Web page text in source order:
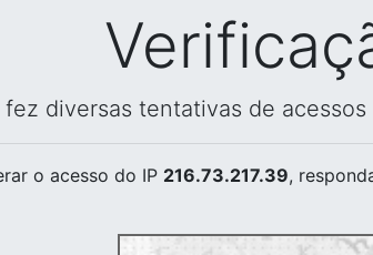
fez diversas tentativas de
o acesso do IP 216.73.217.39,